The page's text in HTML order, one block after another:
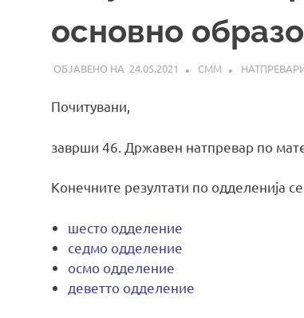
основно
24.05.2021 СММ
Почитувани,
заврши 46. Државен натпревар по
Конечните резултати по одделенија
шесто одделение
седмо одделение
осмо одделение
деветто одделение